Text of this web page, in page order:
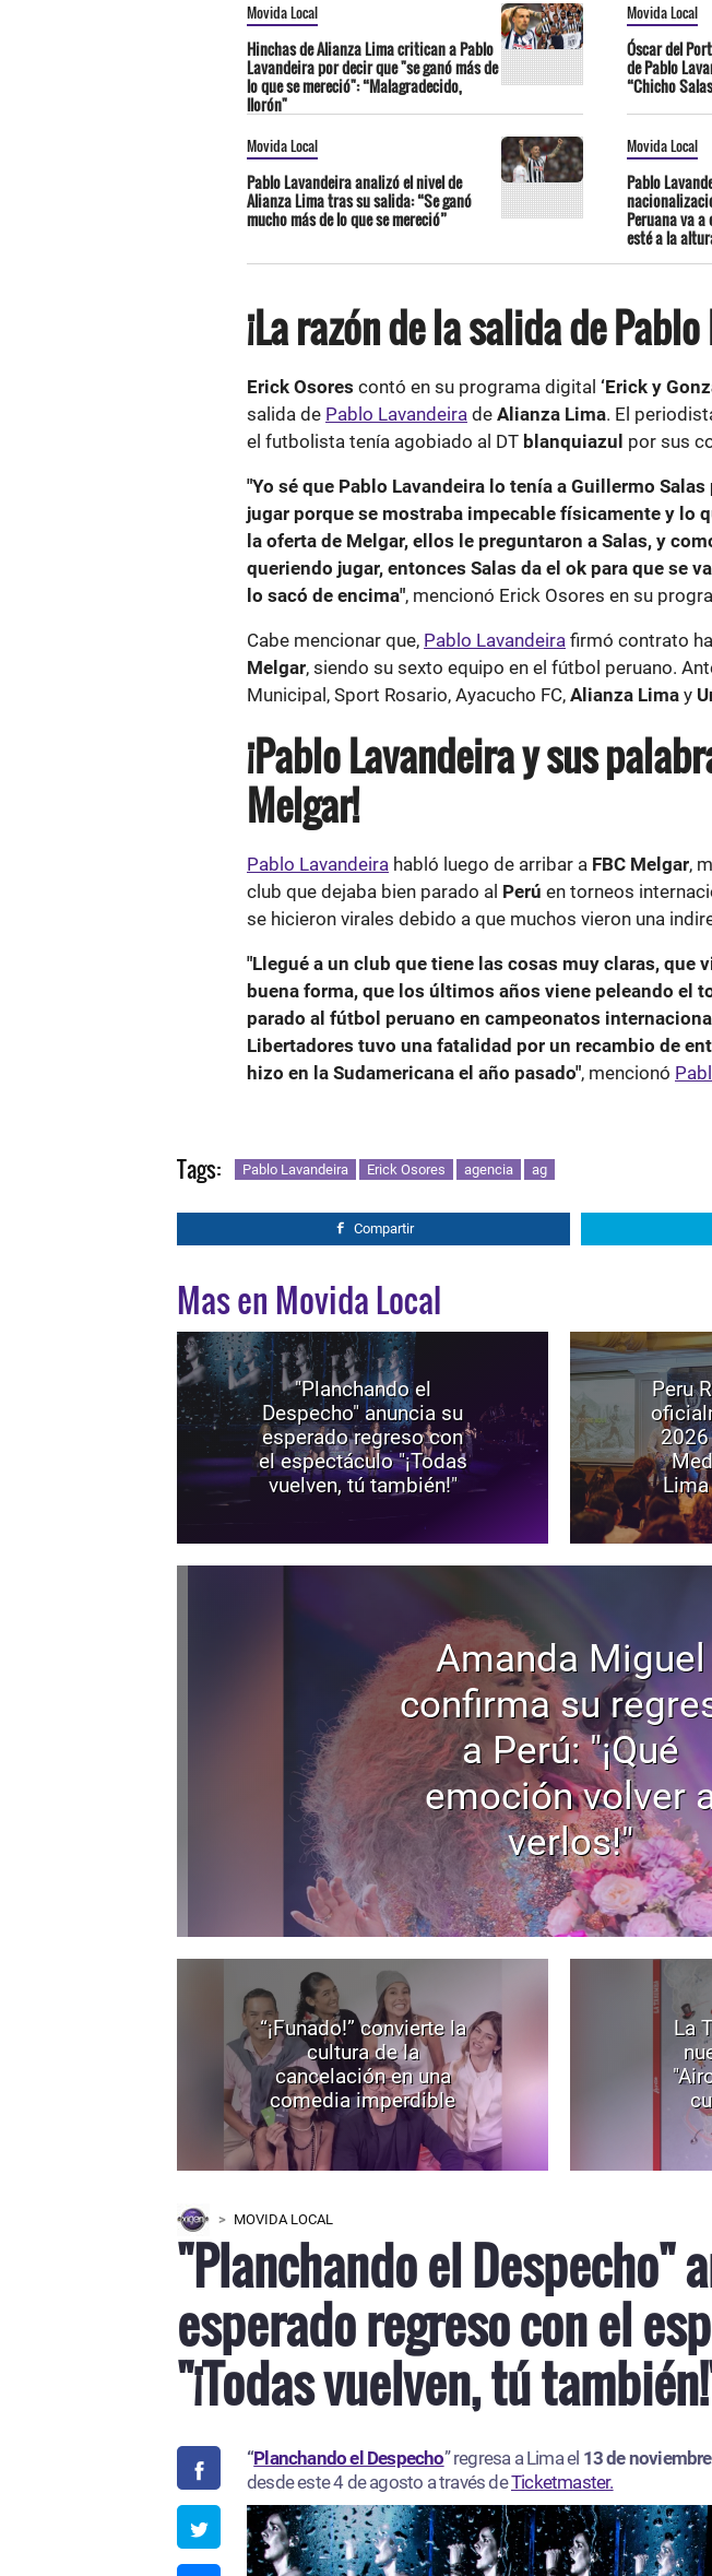
Movida Local
Hinchas de Alianza Lima critican a Pablo
Lavandeira por decir que "se ganó más de
lo que se mereció": “Malagradecido,
llorón"
Movida Local
Óscar del
de Pablo
“Chicho
Movida Local
Pablo Lavandeira analizó el nivel de
Alianza Lima tras su salida: “Se ganó
mucho más de lo que se mereció”
Movida Local
Pablo
Peruana va a
esté a la
¡La razón de la salida de
Erick Osores contó en su programa digital ‘Erick y
salida de Pablo Lavandeira de Alianza Lima. El
el futbolista tenía agobiado al DT blanquiazul por sus
"Yo sé que Pablo Lavandeira lo tenía a Guillermo
jugar porque se mostraba impecable físicamente y lo
la oferta de Melgar, ellos le preguntaron a Salas, y
queriendo jugar, entonces Salas da el ok para que se
lo sacó de encima", mencionó Erick Osores en su
Cabe mencionar que, Pablo Lavandeira firmó contrato
Melgar, siendo su sexto equipo en el fútbol peruano.
Municipal, Sport Rosario, Ayacucho FC, Alianza Lima y
¡Pablo Lavandeira y sus
Melgar!
Pablo Lavandeira habló luego de arribar a FBC Melgar,
club que dejaba bien parado al Perú en torneos
se hicieron virales debido a que muchos vieron una
"Llegué a un club que tiene las cosas muy claras, que
buena forma, que los últimos años viene peleando el
parado al fútbol peruano en campeonatos
Libertadores tuvo una fatalidad por un recambio de
hizo en la Sudamericana el año pasado", mencionó
Tags: Pablo Lavandeira Erick Osores agencia ag
Compartir
Mas en Movida Local
"Planchando el
Despecho" anuncia su
esperado regreso con
el espectáculo "¡Todas
vuelven, tú también!"
Peru
2026
Amanda Miguel
confirma su
a Perú: "¡Qué
emoción volver
verlos!"
“¡Funado!” convierte la
cultura de la
cancelación en una
comedia imperdible
La
MOVIDA LOCAL
"Planchando el Despecho"
esperado regreso con el
"¡Todas vuelven, tú
“Planchando el Despecho” regresa a Lima el 13 de noviembre
desde este 4 de agosto a través deTicketmaster.